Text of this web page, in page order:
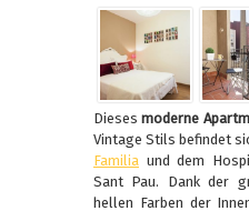
Diesesmoderne
Vintage Stils befindet
Familia und dem
Sant Pau. Dank der
hellen Farben der